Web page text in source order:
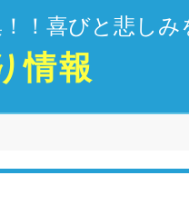
！喜びと悲しみ
情報